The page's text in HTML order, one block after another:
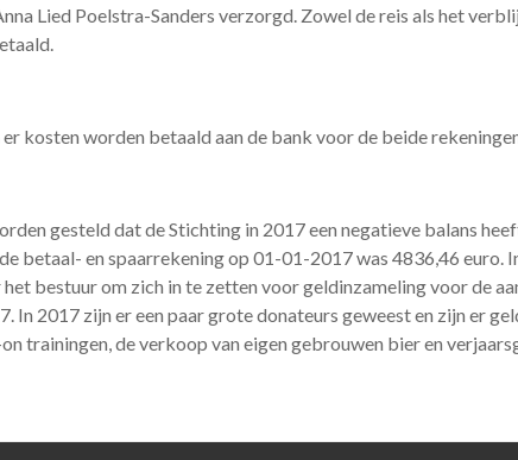
Lied Poelstra-Sanders verzorgd. Zowel de reis als het
kosten worden betaald aan de bank voor de beide
gesteld dat de Stichting in 2017 een negatieve balans
betaal- en spaarrekening op 01-01-2017 was 4836,46 euro.
bestuur om zich in te zetten voor geldinzameling voor de
In 2017 zijn er een paar grote donateurs geweest en zijn er
trainingen, de verkoop van eigen gebrouwen bier en